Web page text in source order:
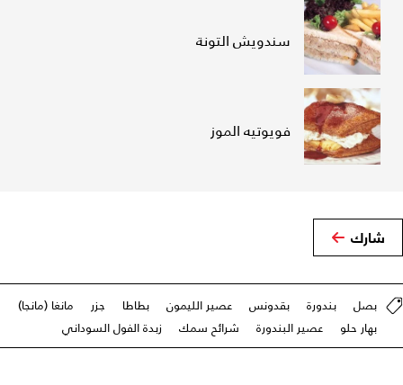
سندويش التونة
فويوتيه الموز
شارك
بصل بندورة بقدونس عصير الليمون بطاطا جزر
مانغا (مانجا)
بهار حلو
عصير البندورة شرائح سمك زبدة الفول السوداني